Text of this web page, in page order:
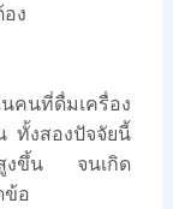
ง
คนที่ดื่มเครื่อง
ทั้งสองปัจจัยนี้
สูงขึ้น จนเกิด
ข้อ